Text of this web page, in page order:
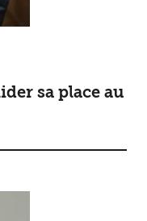
sa place au